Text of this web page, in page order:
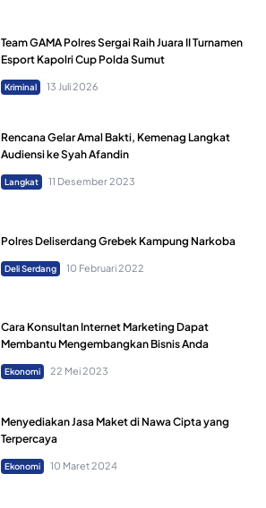
Team GAMA Polres Sergai Raih Juara II Turnamen
Esport Kapolri Cup Polda Sumut
Kriminal 13 Juli 2026
Rencana Gelar Amal Bakti, Kemenag Langkat
Audiensi ke Syah Afandin
Langkat 11 Desember 2023
Polres Deliserdang Grebek Kampung Narkoba
Deli Serdang 10 Februari 2022
Cara Konsultan Internet Marketing Dapat
Membantu Mengembangkan Bisnis Anda
Ekonomi 22 Mei 2023
Menyediakan Jasa Maket di Nawa Cipta yang
Terpercaya
Ekonomi 10 Maret 2024